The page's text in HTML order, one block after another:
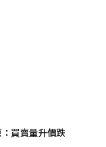
買賣量升價跌